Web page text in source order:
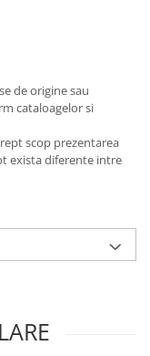
de origine sau
cataloagelor si
scop prezentarea
exista diferente intre